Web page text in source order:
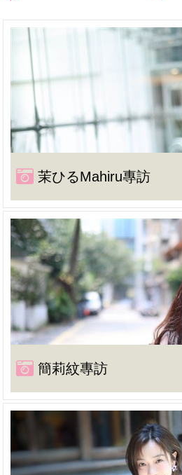
茉ひるMahiru專訪
簡莉紋專訪